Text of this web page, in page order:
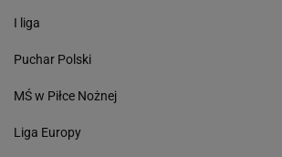
I liga
Puchar Polski
MŚ w Piłce Nożnej
Liga Europy